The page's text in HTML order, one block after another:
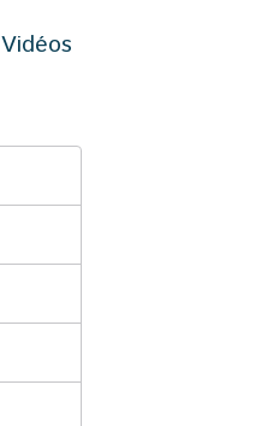
Vidéos